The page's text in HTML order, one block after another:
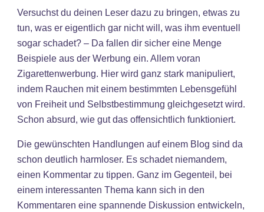
Versuchst du deinen Leser dazu zu bringen, etwas zu
tun, was er eigentlich gar nicht will, was ihm eventuell
sogar schadet? – Da fallen dir sicher eine Menge
Beispiele aus der Werbung ein. Allem voran
Zigarettenwerbung. Hier wird ganz stark manipuliert,
indem Rauchen mit einem bestimmten Lebensgefühl
von Freiheit und Selbstbestimmung gleichgesetzt wird.
Schon absurd, wie gut das offensichtlich funktioniert.
Die gewünschten Handlungen auf einem Blog sind da
schon deutlich harmloser. Es schadet niemandem,
einen Kommentar zu tippen. Ganz im Gegenteil, bei
einem interessanten Thema kann sich in den
Kommentaren eine spannende Diskussion entwickeln,